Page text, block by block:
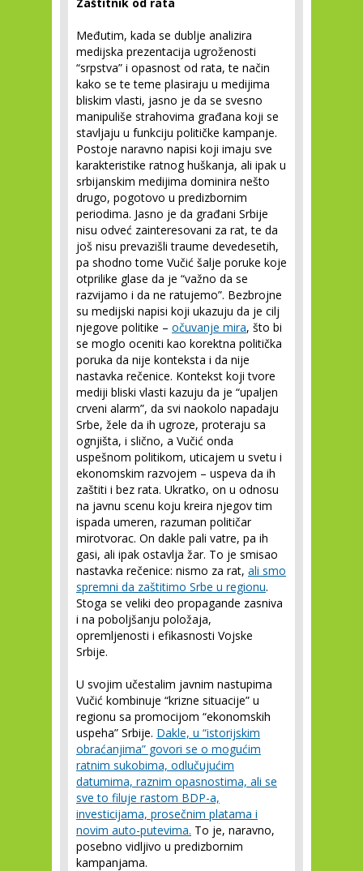
Međutim, kada se dublje analizira
medijska prezentacija ugroženosti
“srpstva” i opasnost od rata, te način
kako se te teme plasiraju u medijima
bliskim vlasti, jasno je da se svesno
manipuliše strahovima građana koji se
stavljaju u funkciju političke kampanje.
Postoje naravno napisi koji imaju sve
karakteristike ratnog huškanja, ali ipak u
srbijanskim medijima dominira nešto
drugo, pogotovo u predizbornim
periodima. Jasno je da građani Srbije
nisu odveć zainteresovani za rat, te da
još nisu prevazišli traume devedesetih,
pa shodno tome Vučić šalje poruke koje
otprilike glase da je “važno da se
razvijamo i da ne ratujemo”. Bezbrojne
su medijski napisi koji ukazuju da je cilj
njegove politike – očuvanje mira, što bi
se moglo oceniti kao korektna politička
poruka da nije konteksta i da nije
nastavka rečenice. Kontekst koji tvore
mediji bliski vlasti kazuju da je “upaljen
crveni alarm”, da svi naokolo napadaju
Srbe, žele da ih ugroze, proteraju sa
ognjišta, i slično, a Vučić onda
uspešnom politikom, uticajem u svetu i
ekonomskim razvojem – uspeva da ih
zaštiti i bez rata. Ukratko, on u odnosu
na javnu scenu koju kreira njegov tim
ispada umeren, razuman političar
mirotvorac. On dakle pali vatre, pa ih
gasi, ali ipak ostavlja žar. To je smisao
nastavka rečenice: nismo za rat, ali smo
spremni da zaštitimo Srbe u regionu.
Stoga se veliki deo propagande zasniva
i na poboljšanju položaja,
opremljenosti i efikasnosti Vojske
Srbije.
U svojim učestalim javnim nastupima
Vučić kombinuje “krizne situacije” u
regionu sa promocijom “ekonomskih
uspeha” Srbije. Dakle, u “istorijskim
obraćanjima” govori se o mogućim
ratnim sukobima, odlučujućim
datumima, raznim opasnostima, ali se
sve to filuje rastom BDP-a,
investicijama, prosečnim platama i
novim auto-putevima. To je, naravno,
posebno vidljivo u predizbornim
kampanjama.